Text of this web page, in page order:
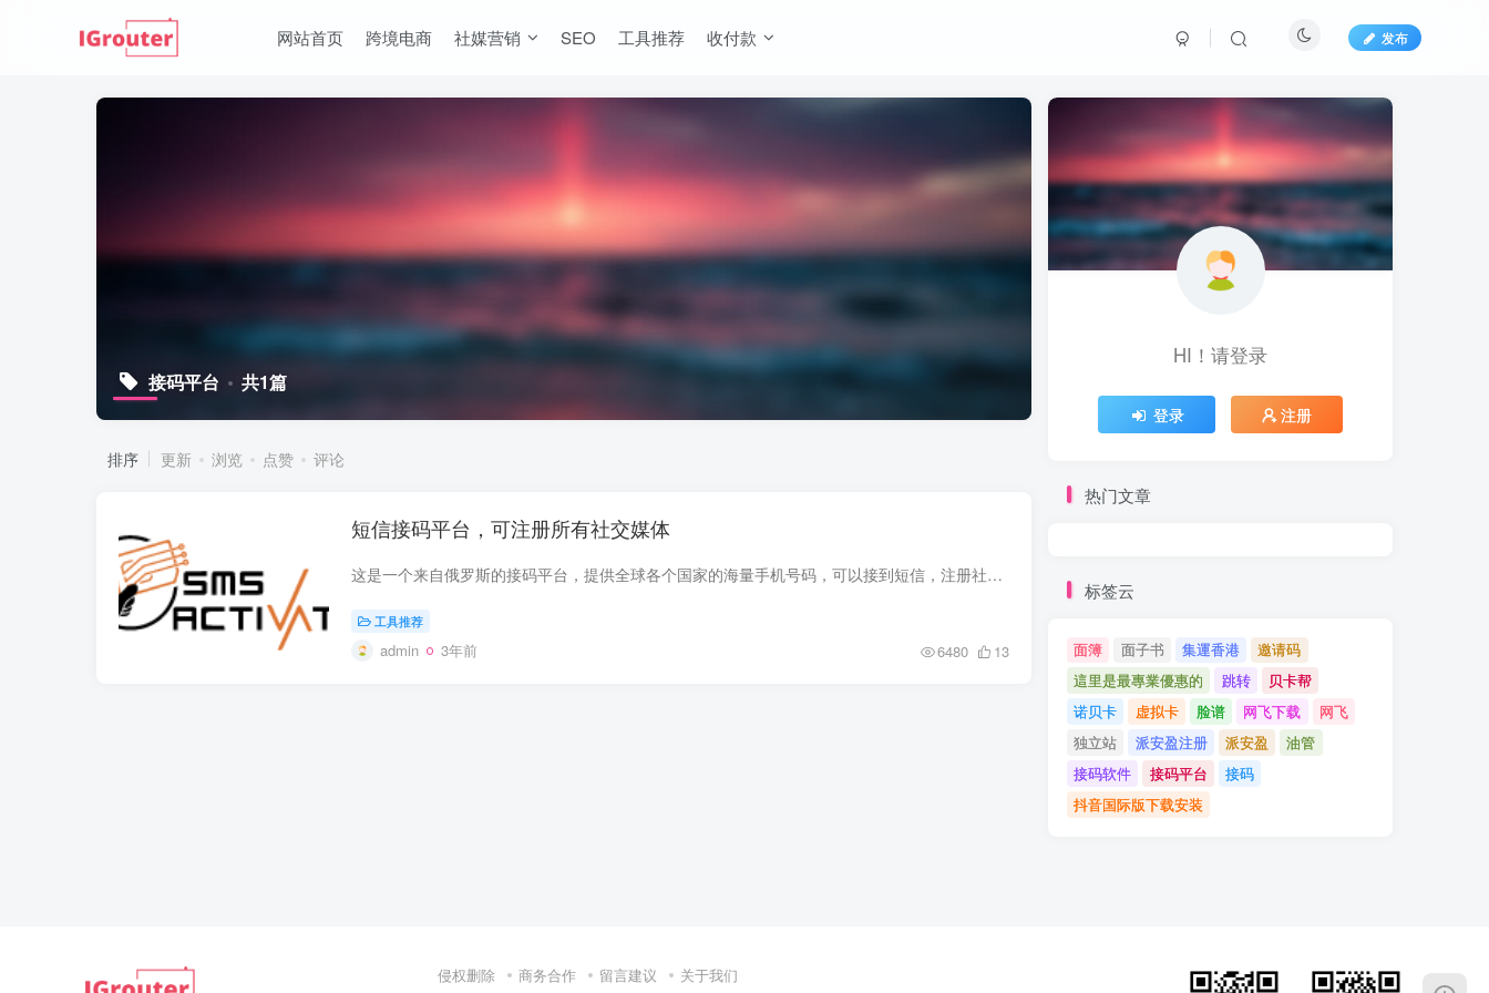
网站首页 跨境电商 社媒营销 SEO 工具推荐 收付款 发布
接码平台 共1篇
排序 更新 浏览 点赞 评论
短信接码平台，可注册所有社交媒体
这是一个来自俄罗斯的接码平台，提供全球各个国家的海量手机号码，可以接到短信，注册社交媒体或者各类型应用都非常方便。
工具推荐
admin 3年前 6480 13
HI！请登录
登录 注册
热门文章
标签云
面簿 面子书 集運香港
邀请码
這里是最專業優惠的
跳转
贝卡帮
诺贝卡
虚拟卡 脸谱 网飞下载
网飞
独立站
派安盈注册 派安盈
油管
接码软件
接码平台
接码
抖音国际版下载安装
侵权删除 商务合作 留言建议 关于我们